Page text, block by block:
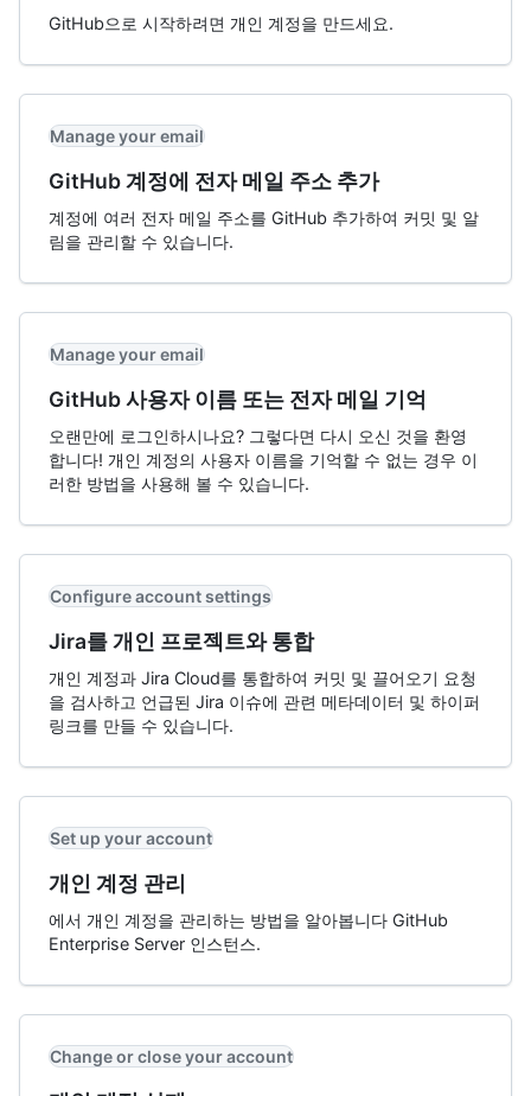
GitHub으로 시작하려면 개인 계정을 만드세요.
Manage your email
GitHub 계정에 전자 메일 주소 추가
계정에 여러 전자 메일 주소를 GitHub 추가하여 커밋 및 알
림을 관리할 수 있습니다.
Manage your email
GitHub 사용자 이름 또는 전자 메일 기억
오랜만에 로그인하시나요? 그렇다면 다시 오신 것을 환영
합니다! 개인 계정의 사용자 이름을 기억할 수 없는 경우 이
러한 방법을 사용해 볼 수 있습니다.
Configure account settings
Jira를 개인 프로젝트와 통합
개인 계정과 Jira Cloud를 통합하여 커밋 및 끌어오기 요청
을 검사하고 언급된 Jira 이슈에 관련 메타데이터 및 하이퍼
링크를 만들 수 있습니다.
Set up your account
개인 계정 관리
에서 개인 계정을 관리하는 방법을 알아봅니다 GitHub
Enterprise Server 인스턴스.
Change or close your account